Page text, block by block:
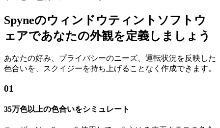
Spyneのウィンドウティントソフトウ
ェアであなたの外観を定義しましょう
あなたの好み、プライバシーのニーズ、運転状況を反映した
色合いを、スクイジーを持ち上げることなく作成できます。
01
35万色以上の色合いをシミュレート